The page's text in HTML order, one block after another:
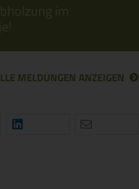
im
MELDUNGEN ANZEIGEN